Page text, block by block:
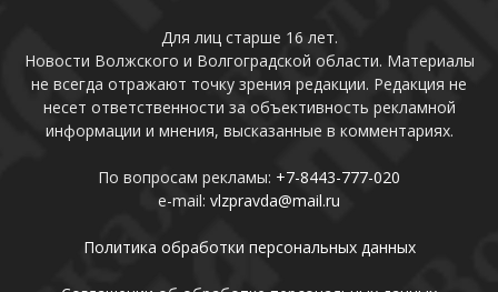
Для лиц старше 16 лет.
Новости Волжского и Волгоградской области. Материалы
не всегда отражают точку зрения редакции. Редакция не
несет ответственности за объективность рекламной
информации и мнения, высказанные в комментариях.
По вопросам рекламы: +7-8443-777-020
e-mail: vlzpravda@mail.ru
Политика обработки персональных данных